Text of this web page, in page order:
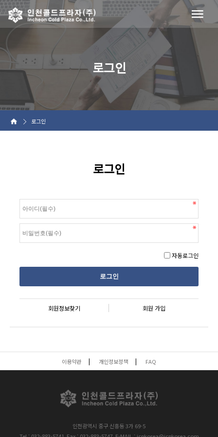
로그인
로그인
로그인
자동로그인
회원정보찾기 회원 가입
이용약관 개인정보정책 FAQ
인천광역시 중구 신흥동 3가 69-5